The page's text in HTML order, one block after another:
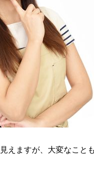
えますが、大変なこと